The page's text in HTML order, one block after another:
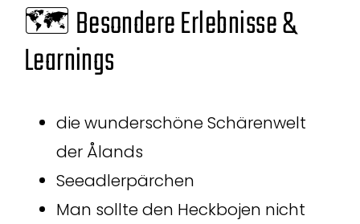
🗺️ Besondere Erlebnisse &
Learnings
die wunderschöne Schärenwelt
der Ålands
Seeadlerpärchen
Man sollte den Heckbojen nicht